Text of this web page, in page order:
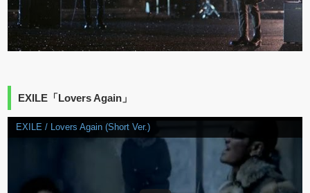
EXILE「Lovers Again」
EXILE / Lovers Again (Short Ver.)